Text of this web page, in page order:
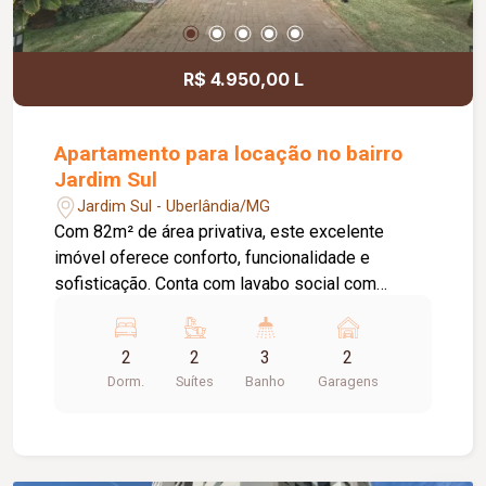
R$ 4.950,00 L
Apartamento para locação no bairro
Jardim Sul
Jardim Sul - Uberlândia/MG
Com 82m² de área privativa, este excelente
imóvel oferece conforto, funcionalidade e
sofisticação. Conta com lavabo social com
dispõe de espaço gourmet com armários e
churrasqueira a gás, além de cozinha planejada
com armários. Possui sala de TV com painel, 02
2
Dorm.
2
Suítes
3
Banho
2
Garagens